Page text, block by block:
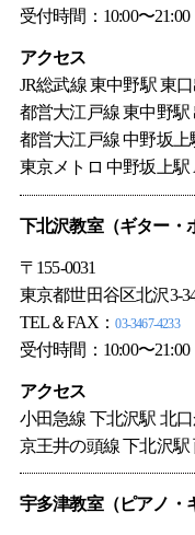
受付時間：10:00〜21:00
アクセス
JR総武線 東中野駅 東
都営大江戸線 東中野駅
都営大江戸線 中野坂
東京メトロ 中野坂上駅
下北沢教室（ギター・
〒155-0031
東京都世田谷区北沢3-
TEL＆FAX：03-3467-4233
受付時間：10:00〜21:00
アクセス
小田急線 下北沢駅 北
京王井の頭線 下北沢駅
宇多津教室（ピアノ・